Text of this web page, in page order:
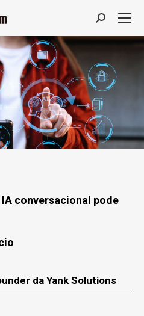
Search:
conversacional pode
da Yank Solutions